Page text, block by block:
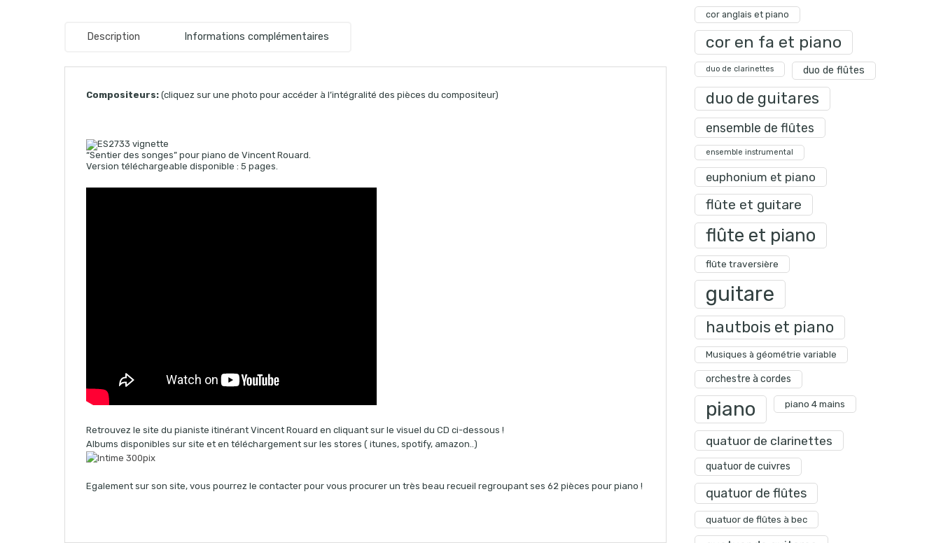
Description Informations complémentaires
Compositeurs: (cliquez sur une photo pour accéder à l’intégralité des pièces du compositeur)
“Sentier des songes” pour piano de Vincent Rouard.
Version téléchargeable disponible : 5 pages.
Retrouvez le site du pianiste itinérant Vincent Rouard en cliquant sur le visuel du CD ci-dessous !
Albums disponibles sur site et en téléchargement sur les stores ( itunes, spotify, amazon..)
Egalement sur son site, vous pourrez le contacter pour vous procurer un très beau recueil regroupant ses 62 pièces pour piano !
cor anglais et piano
cor en fa et piano
duo de clarinettes duo de flûtes
duo de guitares
ensemble de flûtes
ensemble instrumental
euphonium et piano
flûte et guitare
flûte et piano
flûte traversière
guitare
hautbois et piano
Musiques à géométrie variable
orchestre à cordes
piano piano 4 mains
quatuor de clarinettes
quatuor de cuivres
quatuor de flûtes
quatuor de flûtes à bec